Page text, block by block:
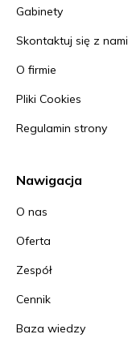
Gabinety
Skontaktuj się z nami
O firmie
Pliki Cookies
Regulamin strony
Nawigacja
O nas
Oferta
Zespół
Cennik
Baza wiedzy